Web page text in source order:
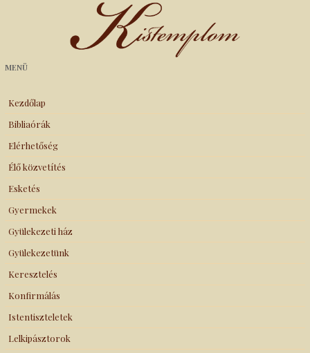
Kistemplom
MENÜ
Kezdőlap
Bibliaórák
Elérhetőség
Élő közvetítés
Esketés
Gyermekek
Gyülekezeti ház
Gyülekezetünk
Keresztelés
Konfirmálás
Istentiszteletek
Lelkipásztorok